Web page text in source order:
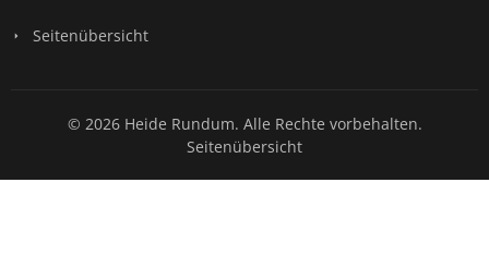
Seitenübersicht
© 2026 Heide Rundum. Alle Rechte vorbehalten.
Seitenübersicht